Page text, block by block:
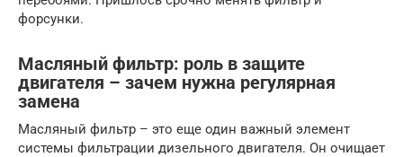
форсунки.
Масляный фильтр: роль в защите
двигателя – зачем нужна регулярная
замена
Масляный фильтр – это еще один важный элемент
системы фильтрации дизельного двигателя. Он очищает